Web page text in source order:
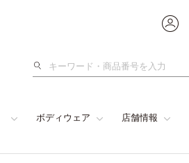
検
ボディウェア 店舗情報